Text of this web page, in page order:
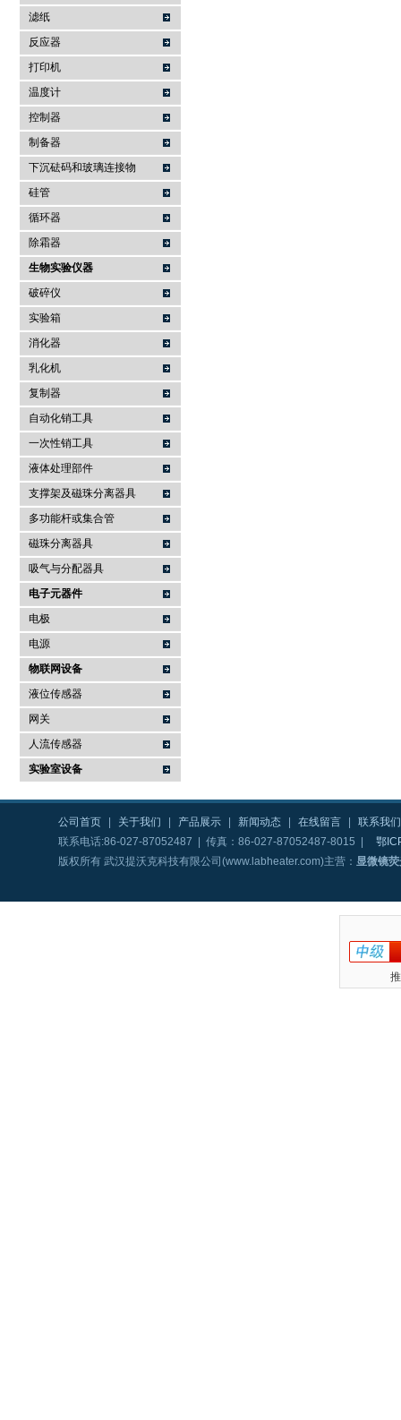
滤纸
反应器
打印机
温度计
控制器
制备器
下沉砝码和玻璃连接物
硅管
循环器
除霜器
生物实验仪器
破碎仪
实验箱
消化器
乳化机
复制器
自动化销工具
一次性销工具
液体处理部件
支撑架及磁珠分离器具
多功能杆或集合管
磁珠分离器具
吸气与分配器具
电子元器件
电极
电源
物联网设备
液位传感器
网关
人流传感器
实验室设备
公司首页 关于我们 产品展示 新闻动态 在线留言
联系我们
联系电话:86-027-87052487 | 传真：86-027-87052487-8015 |
鄂
版权所有 武汉提沃克科技有限公司(www.labheater.com)主营： 显微镜